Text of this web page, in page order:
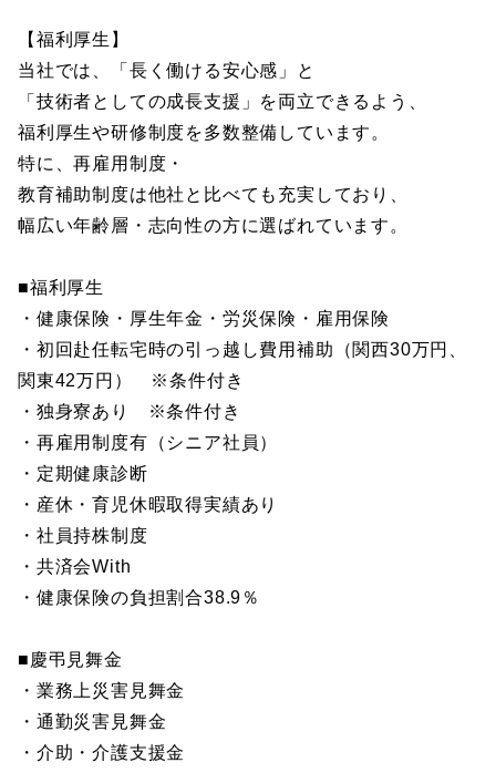
【福利厚生】
当社では、「長く働ける安心感」と
「技術者としての成長支援」を両立できるよう、
福利厚生や研修制度を多数整備しています。
特に、再雇用制度・
教育補助制度は他社と比べても充実しており、
幅広い年齢層・志向性の方に選ばれています。
■福利厚生
・健康保険・厚生年金・労災保険・雇用保険
・初回赴任転宅時の引っ越し費用補助（関西30万円、
関東42万円） ※条件付き
・独身寮あり ※条件付き
・再雇用制度有（シニア社員）
・定期健康診断
・産休・育児休暇取得実績あり
・社員持株制度
・共済会With
・健康保険の負担割合38.9％
■慶弔見舞金
・業務上災害見舞金
・通勤災害見舞金
・介助・介護支援金